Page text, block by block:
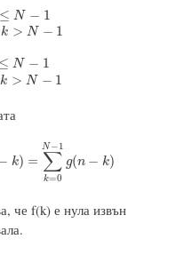
≤ N − 1
k > N − 1
k< 0,k >N − 1
≤ N − 1
k > N − 1
k< 0, >N− 1
k) = ∑
k=0
N−1
g(n − k)
)=∑ k=0 N 1 g(n−k)
че f(k) е нула извън